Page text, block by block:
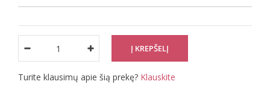
Turite klausimų apie šią prekę? Klauskite